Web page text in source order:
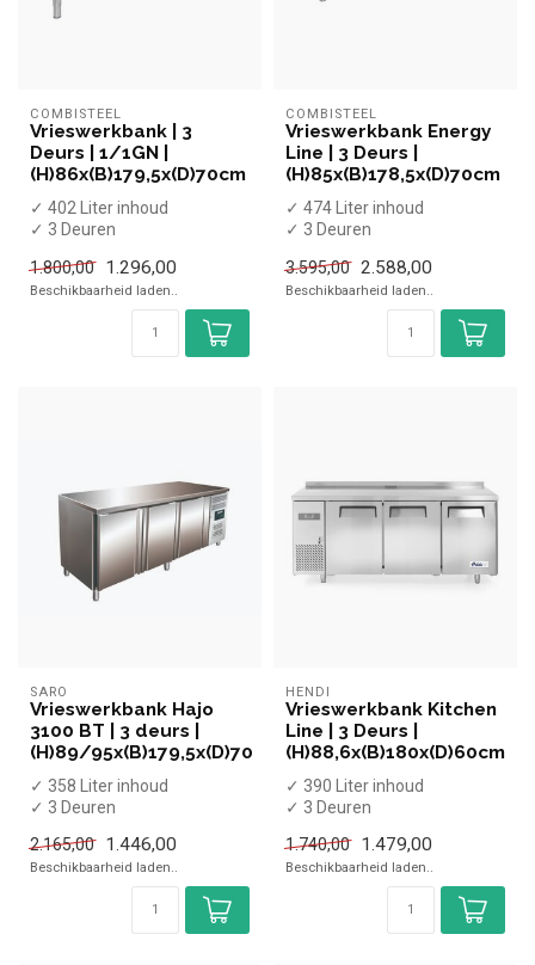
COMBISTEEL
Vrieswerkbank | 3
Deurs | 1/1GN |
(H)86x(B)179,5x(D)70cm
✓ 402 Liter inhoud
✓ 3 Deuren
✓ Geforceerd
✓ Breedte 17...
1.800,00 1.296,00
Beschikbaarheid laden..
COMBISTEEL
Vrieswerkbank Energy
Line | 3 Deurs |
(H)85x(B)178,5x(D)70cm
✓ 474 Liter inhoud
✓ 3 Deuren
✓ Geforceerd
✓ Breedte 17...
3.595,00 2.588,00
Beschikbaarheid laden..
SARO
Vrieswerkbank Hajo
3100 BT | 3 deurs |
(H)89/95x(B)179,5x(D)70
✓ 358 Liter inhoud
✓ 3 Deuren
✓ -20 tot -10 graden
✓ Breedte 17...
2.165,00 1.446,00
Beschikbaarheid laden..
HENDI
Vrieswerkbank Kitchen
Line | 3 Deurs |
(H)88,6x(B)180x(D)60cm
✓ 390 Liter inhoud
✓ 3 Deuren
✓ Geforceerd
✓ Breedte 18...
1.740,00 1.479,00
Beschikbaarheid laden..